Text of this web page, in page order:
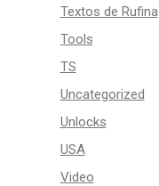
Textos de Rufina
Tools
TS
Uncategorized
Unlocks
USA
Video